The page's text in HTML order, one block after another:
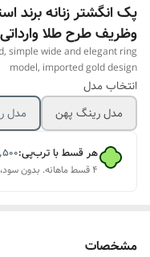
پک انگشتر زنانه
وظریف طرح طلا وارداتی
simple wide and elegant ring
model, imported gold design
انتخاب مدل
مدل رینگ پهن
مدل
هر قسط با ترب‌پی:
۴ قسط ماهانه. بدون سود، چک و ضامن.
مشخصات